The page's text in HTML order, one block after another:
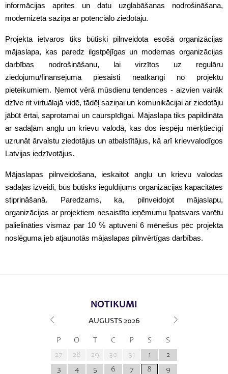
informācijas aprites un datu uzglabāšanas nodrošināšana,
modernizēta saziņa ar potenciālo ziedotāju.
Projekta ietvaros tiks būtiski pilnveidota esošā organizācijas
mājaslapa, kas paredz ilgstpējīgas un modernas organizācijas
darbības nodrošināšanu, lai virzītos uz regulāru
ziedojumu/finansējuma piesaisti neatkarīgi no projektu
pieteikumiem. Ņemot vērā mūsdienu tendences - aizvien vairāk
dzīve rit virtuālajā vidē, tādēļ saziņai un komunikācijai ar ziedotāju
jābūt ērtai, saprotamai un caurspīdīgai. Mājaslapa tiks papildināta
ar sadaļām angļu un krievu valodā, kas dos iespēju mērķtiecīgi
uzrunāt ārvalstu ziedotājus un atbalstītājus, kā arī krievvalodīgos
Latvijas iedzīvotājus.
Mājaslapas pilnveidošana, ieskaitot angļu un krievu valodas
sadaļas izveidi, būs būtisks ieguldījums organizācijas kapacitātes
stiprināšanā. Paredzams, ka, pilnveidojot mājaslapu,
organizācijas ar projektiem nesaistīto ieņēmumu īpatsvars varētu
palielināties vismaz par 10 % aptuveni 6 mēnešus pēc projekta
noslēguma jeb atjaunotās mājaslapas pilnvērtīgas darbības.
NOTIKUMI
AUGUSTS 2026
P O T C P S
S
27
28 29 30 31 1
2
3
4 5 6 7 8
9